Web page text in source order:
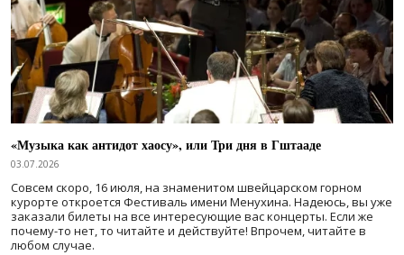
«Музыка как антидот хаосу», или Три дня в Гштааде
03.07.2026
Совсем скоро, 16 июля, на знаменитом швейцарском горном
курорте откроется Фестиваль имени Менухина. Надеюсь, вы уже
заказали билеты на все интересующие вас концерты. Если же
почему-то нет, то читайте и действуйте! Впрочем, читайте в
любом случае.